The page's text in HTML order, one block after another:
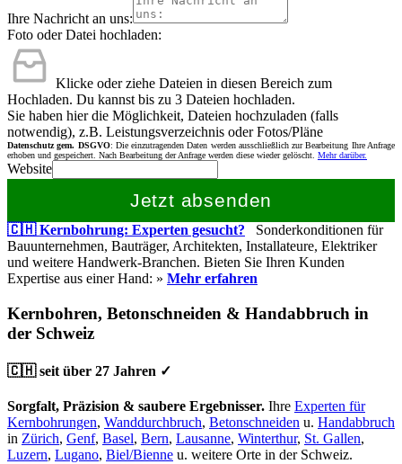
Ihre Nachricht an uns:
Foto oder Datei hochladen:
Klicke oder ziehe Dateien in diesen Bereich zum
Hochladen. Du kannst bis zu 3 Dateien hochladen.
Sie haben hier die Möglichkeit, Dateien hochzuladen (falls
notwendig), z.B. Leistungsverzeichnis oder Fotos/Pläne
Datenschutz gem. DSGVO: Die einzutragenden Daten werden ausschließlich zur Bearbeitung Ihre Anfrage
erhoben und gespeichert. Nach Bearbeitung der Anfrage werden diese wieder gelöscht. Mehr darüber.
Website
Jetzt absenden
🇨🇭 Kernbohrung: Experten gesucht? Sonderkonditionen für
Bauunternehmen, Bauträger, Architekten, Installateure, Elektriker
und weitere Handwerk-Branchen. Bieten Sie Ihren Kunden
Expertise aus einer Hand: » Mehr erfahren
Kernbohren, Betonschneiden & Handabbruch in
der Schweiz
🇨🇭 seit über 27 Jahren ✓
Sorgfalt, Präzision & saubere Ergebnisser. Ihre Experten für
Kernbohrungen, Wanddurchbruch, Betonschneiden u. Handabbruch
in Zürich, Genf, Basel, Bern, Lausanne, Winterthur, St. Gallen,
Luzern, Lugano, Biel/Bienne u. weitere Orte in der Schweiz.